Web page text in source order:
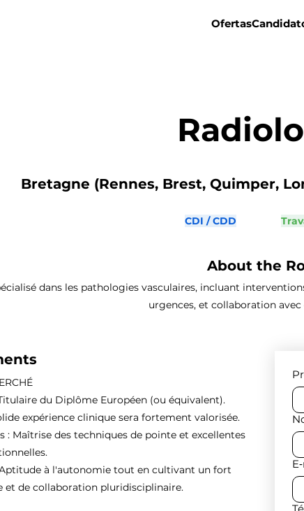
Ofertas
Bretagne (Rennes, Brest, Quimper,
CDI / CDD
About the
dans les pathologies vasculaires, incluant
urgences, et collaboration
du Diplôme Européen (ou équivalent).
expérience clinique sera fortement valorisée.
: Maîtrise des techniques de pointe et excellentes
à l'autonomie tout en cultivant un fort
et de collaboration pluridisciplinaire.